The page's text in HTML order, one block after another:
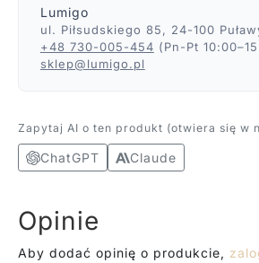
Lumigo
ul. Piłsudskiego 85, 24-100
+48 730-005-454 (Pn-Pt
sklep@lumigo.pl
Zapytaj AI o ten produkt (otwiera się w
ChatGPT Claude
Opinie
Aby dodać opinię o produkcie,